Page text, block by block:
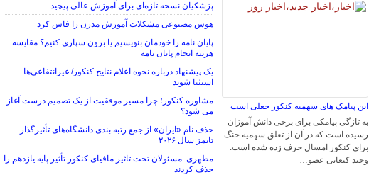
این پیامک های سهمیه کنکور جعلی است
به تازگی پیامکی برای برخی دانش آموزان
رسیده است که در آن از تعلق سهمیه جنگ
برای کنکور امسال حرف زده شده است.
وحید کنعانی عضو…
پزشکیان نسخه تازه‌ای برای آموزش عالی پیچید
هوش مصنوعی مشکلات آموزش مدرن را فاش کرد
پایان ‌نامه را خودمان بنویسیم یا برون ‌سپاری کنیم؟ مقایسه
هزینه‌ انجام پایان نامه
یک پیشنهاد درباره نحوه اعلام نتایج کنکور/ غیرانتفاعی‌ها
استثنا شوند
مشاوره کنکور؛ چرا مسیر موفقیت از یک تصمیم درست آغاز
می شود؟
حذف نام «ایران» از جمع رتبه بندی دانشگاه‌های تأثیرگذار
تایمز سال ۲۰۲۶
مطهری: مسئولان تحت تاثیر مافیای کنکور تأثیر پایه یازدهم را
حذف کردند